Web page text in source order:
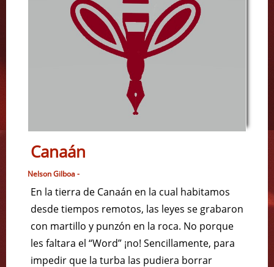
Canaán
Nelson Gilboa -
En la tierra de Canaán en la cual habitamos
desde tiempos remotos, las leyes se grabaron
con martillo y punzón en la roca. No porque
les faltara el “Word” ¡no! Sencillamente, para
impedir que la turba las pudiera borrar